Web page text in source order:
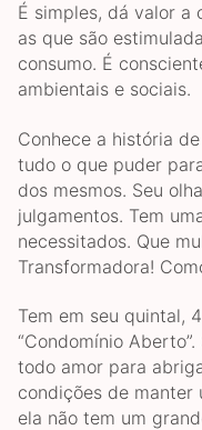
É simples, dá valor a
as que são
consumo. É
ambientais e sociais.
Conhece a história
tudo o que puder
dos mesmos. Seu
julgamentos. Tem
necessitados. Que
Transformadora!
Tem em seu quintal,
“Condomínio
todo amor para
condições de manter
ela não tem um